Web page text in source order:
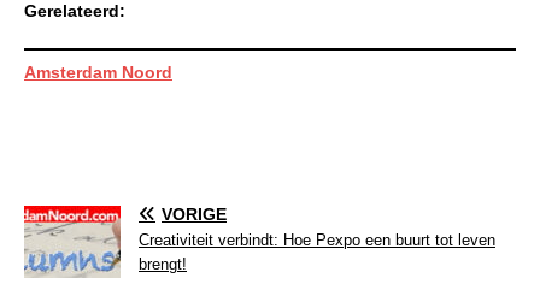
Gerelateerd:
Amsterdam Noord
VORIGE
Creativiteit verbindt: Hoe Pexpo een buurt tot leven
brengt!